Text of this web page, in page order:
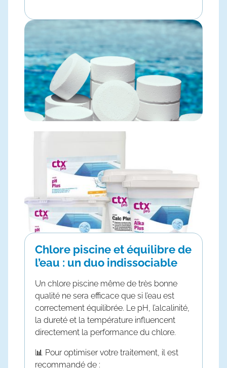
Chlore piscine et équilibre de
l’eau : un duo indissociable
Un chlore piscine même de très bonne
qualité ne sera efficace que si l’eau est
correctement équilibrée. Le pH, l’alcalinité,
la dureté et la température influencent
directement la performance du chlore.
📊 Pour optimiser votre traitement, il est
recommandé de :